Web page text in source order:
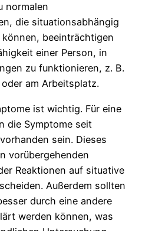
normalen
die situationsabhängig
beeinträchtigen
einer Person, in
zu funktionieren, z. B.
am Arbeitsplatz.
ist wichtig. Für eine
die Symptome seit
sein. Dieses
vorübergehenden
Reaktionen auf situative
Außerdem sollten
durch eine andere
werden können, was